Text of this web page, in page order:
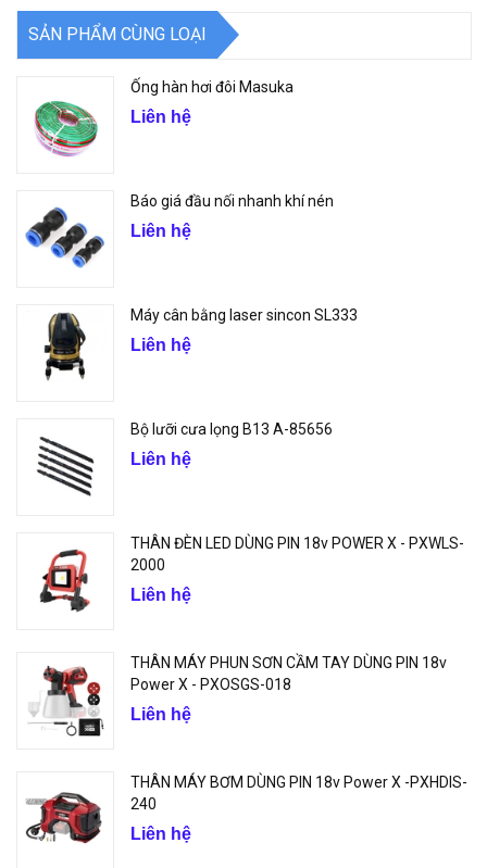
SẢN PHẨM CÙNG LOẠI
Ống hàn hơi đôi Masuka
Liên hệ
Báo giá đầu nối nhanh khí nén
Liên hệ
Máy cân bằng laser sincon SL333
Liên hệ
Bộ lưỡi cưa lọng B13 A-85656
Liên hệ
THÂN ĐÈN LED DÙNG PIN 18v POWER X - PXWLS-
2000
Liên hệ
THÂN MÁY PHUN SƠN CẦM TAY DÙNG PIN 18v
Power X - PXOSGS-018
Liên hệ
THÂN MÁY BƠM DÙNG PIN 18v Power X -PXHDIS-
240
Liên hệ